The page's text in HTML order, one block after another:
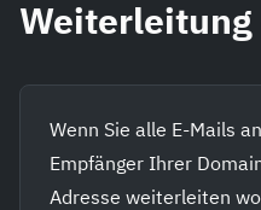
Weiterleitung
Wenn Sie alle E-Mails
Empfänger Ihrer
Adresse weiterleiten